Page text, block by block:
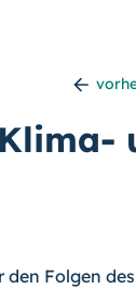
den Folgen